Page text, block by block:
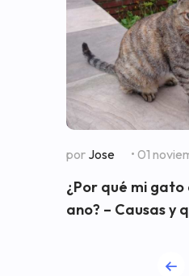
por Jose • 01
¿Por qué mi
ano? – Causas y